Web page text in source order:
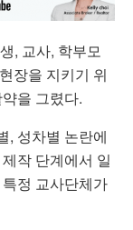
, 교사, 학부모
장을 지키기 위
을 그렸다.
, 성차별 논란에
작 단계에서 일
정 교사단체가